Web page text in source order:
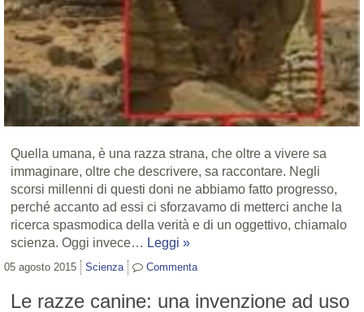
Quella umana, è una razza strana, che oltre a vivere sa
immaginare, oltre che descrivere, sa raccontare. Negli
scorsi millenni di questi doni ne abbiamo fatto progresso,
perché accanto ad essi ci sforzavamo di metterci anche la
ricerca spasmodica della verità e di un oggettivo, chiamalo
scienza. Oggi invece… Leggi »
05 agosto 2015 Scienza Commenta
Le razze canine: una invenzione ad uso